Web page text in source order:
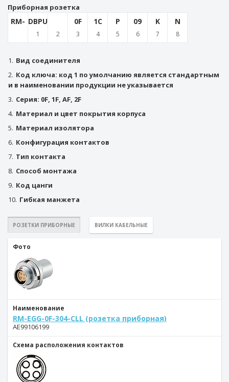
Приборная розетка
RM- DBPU
1 2
0F
3
1C
4
P
5
09
6
K
7
N
8
1. Вид соединителя
2. Код ключа: код 1 по умолчанию является стандартным
и в наименовании продукции не указывается
3. Серия: 0F, 1F, AF, 2F
4. Материал и цвет покрытия корпуса
5. Материал изолятора
6. Конфигурация контактов
7. Тип контакта
8. Способ монтажа
9. Код цанги
10. Гибкая манжета
РОЗЕТКИ ПРИБОРНЫЕ ВИЛКИ КАБЕЛЬНЫЕ
Фото
Наименование
RM-EGG-0F-304-CLL (розетка приборная)
AE99106199
Схема расположения контактов